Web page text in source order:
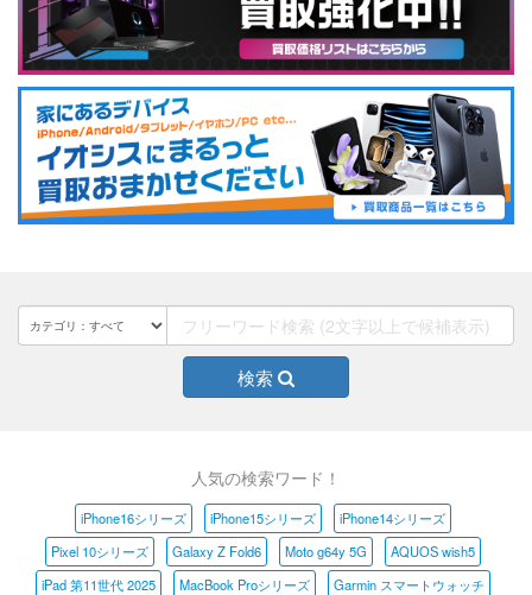
検索
人気の検索ワード！
iPhone16シリーズ iPhone15シリーズ
iPhone14シリーズ
Pixel 10シリーズ
Galaxy Z Fold6 Moto g64y 5G
AQUOS wish5
iPad 第11世代 2025
MacBook Proシリーズ
Garmin スマートウォッチ